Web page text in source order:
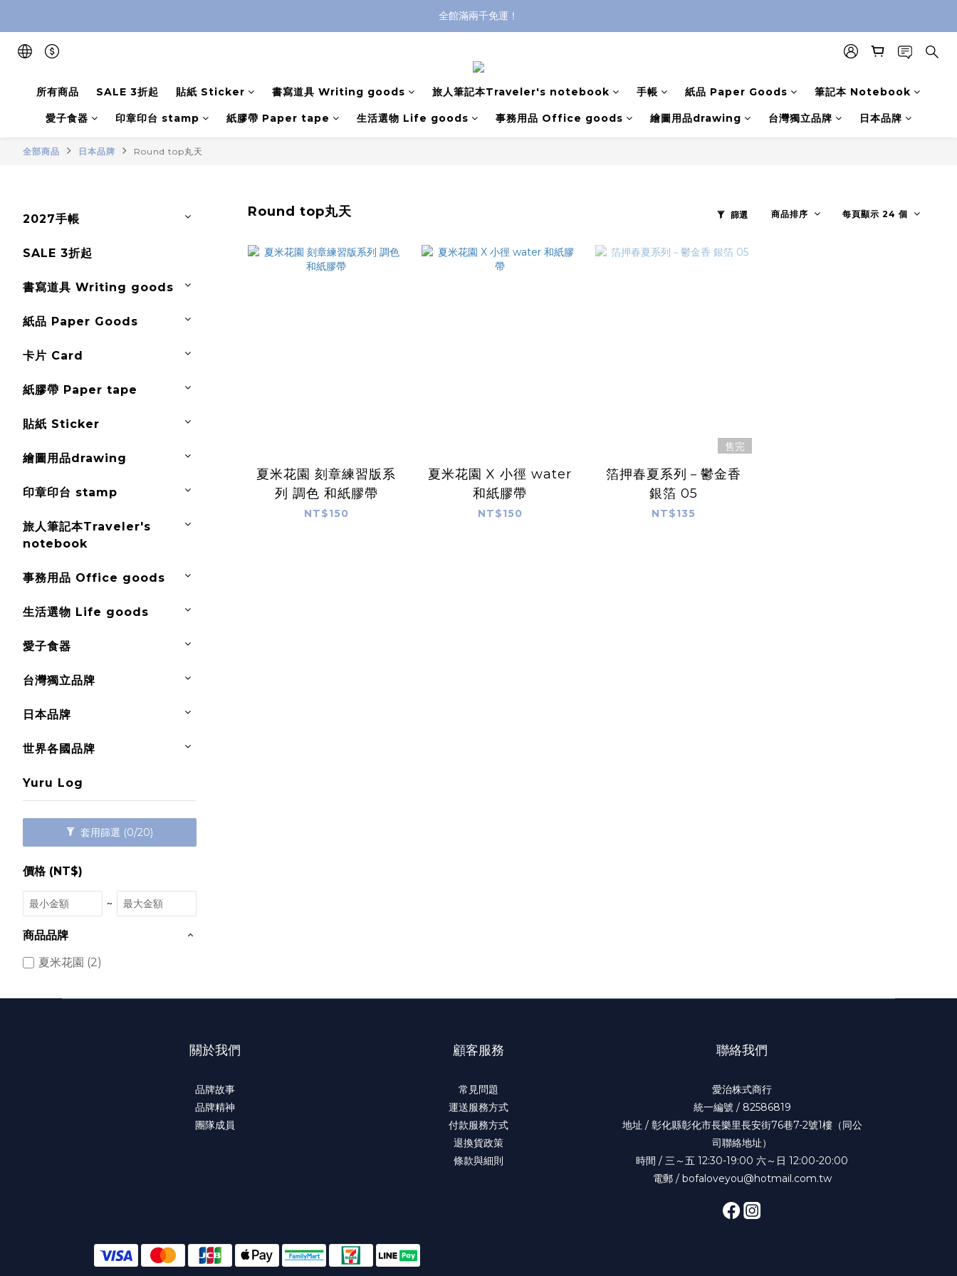
全館滿兩千免運！
全館滿兩千免運！
所有商品
SALE 3折起 貼紙 Sticker 書寫道具 Writing goods 旅人筆記本Traveler's notebook 手帳 紙品 Paper Goods 筆記本 Notebook
愛子食器 印章印台 stamp 紙膠帶 Paper tape 生活選物 Life goods 事務用品 Office goods 繪圖用品drawing 台灣獨立品牌 日本品牌
全部商品 日本品牌 Round top丸天
2027手帳
SALE 3折起
書寫道具 Writing goods
紙品 Paper Goods
卡片 Card
紙膠帶 Paper tape
貼紙 Sticker
繪圖用品drawing
印章印台 stamp
旅人筆記本Traveler's
notebook
事務用品 Office goods
生活選物 Life goods
愛子食器
台灣獨立品牌
日本品牌
世界各國品牌
Yuru Log
套用篩選 (0/20)
價格 (NT$)
~
商品品牌
夏米花園 (2)
Round top丸天 篩選 商品排序 每頁顯示 24 個
夏米花園 刻章練習版系
列 調色 和紙膠帶
NT$150
夏米花園 X 小徑 water
和紙膠帶
NT$150
售完
箔押春夏系列－鬱金香
銀箔 05
NT$135
關於我們
品牌故事
品牌精神
團隊成員
顧客服務
常見問題
運送服務方式
付款服務方式
退換貨政策
條款與細則
聯絡我們
愛治株式商行
統一編號 / 82586819
地址 / 彰化縣彰化市長樂里長安街76巷7-2號1樓（同公
司聯絡地址）
時間 / 三～五 12:30-19:00 六～日 12:00-20:00
電郵 / bofaloveyou@hotmail.com.tw